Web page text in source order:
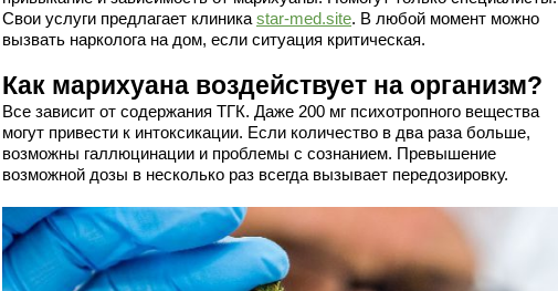
Свои услуги предлагает клиника star-med.site. В любой момент можно
вызвать нарколога на дом, если ситуация критическая.
Как марихуана воздействует на организм?
Все зависит от содержания ТГК. Даже 200 мг психотропного вещества
могут привести к интоксикации. Если количество в два раза больше,
возможны галлюцинации и проблемы с сознанием. Превышение
возможной дозы в несколько раз всегда вызывает передозировку.